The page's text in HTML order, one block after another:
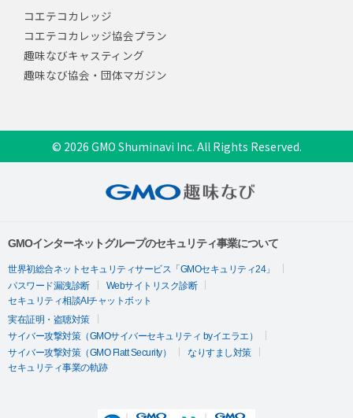
コエテコカレッジ
コエテコカレッジ協会プラン
趣味なびキャスティング
趣味なび協会・団体マガジン
© 2026 GMO Shuminavi Inc. All Rights Reserved.